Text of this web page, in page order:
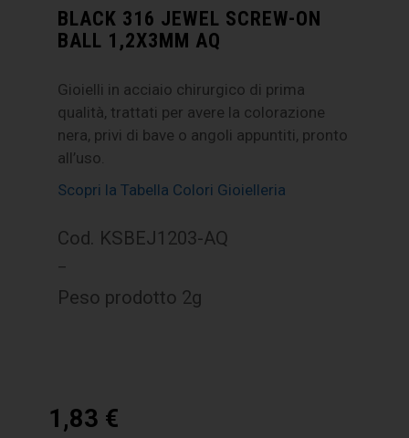
BLACK 316 JEWEL SCREW-ON
BALL 1,2X3MM AQ
Gioielli in acciaio chirurgico di prima
qualità, trattati per avere la colorazione
nera, privi di bave o angoli appuntiti, pronto
all’uso.
Scopri la Tabella Colori Gioielleria
Cod. KSBEJ1203-AQ
–
Peso prodotto 2g
1,83 €